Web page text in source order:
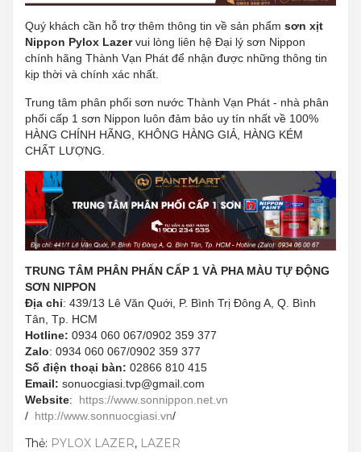
Quý khách cần hỗ trợ thêm thông tin về sản phẩm sơn xịt
Nippon Pylox Lazervui lòng liên hệ Đại lý sơn Nippon
chính hãng Thành Vạn Phát để nhận được những thông tin
kịp thời và chính xác nhất.
Trung tâm phân phối sơn nước Thành Vạn Phát - nhà phân
phối cấp 1 sơn Nippon luôn đảm bảo uy tín nhất về 100%
HÀNG CHÍNH HÃNG, KHÔNG HÀNG GIẢ, HÀNG KÉM
CHẤT LƯỢNG.
TRUNG TÂM PHÂN PHẤN CẤP 1 VÀ PHA MÀU TỰ ĐỘNG
SƠN NIPPON
Địa chỉ: 439/13 Lê Văn Quới, P. Bình Trị Đông A, Q. Bình
Tân, Tp. HCM
Hotline: 0934 060 067/0902 359 377
Zalo: 0934 060 067/0902 359 377
Số điện thoại bàn: 02866 810 415
Email: sonuocgiasi.tvp@gmail.com
Website: https://www.sonnippon.net.vn
/ http://www.sonnuocgiasi.vn/
Thẻ: PYLOX LAZER, LAZER